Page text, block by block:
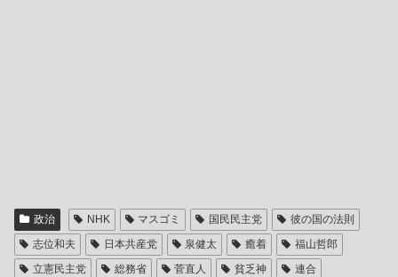
政治 NHK マスゴミ 国民民主党
彼の国の法則
志位和夫
日本共産党 泉健太 癒着
福山哲郎
立憲民主党
総務省 菅直人 貧乏神
連合